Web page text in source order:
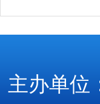
主办单位